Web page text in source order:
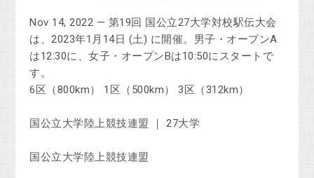
Nov 14, 2022 — 第19回 国公立27大学対校駅伝大会
は、2023年1月14日 (土) に開催。男子・オープンA
は12:30に、女子・オープンBは10:50にスタートで
す。
‎6区（800km） ‎1区（500km） ‎3区（312km）
国公立大学陸上競技連盟 ｜ 27大学
国公立大学陸上競技連盟